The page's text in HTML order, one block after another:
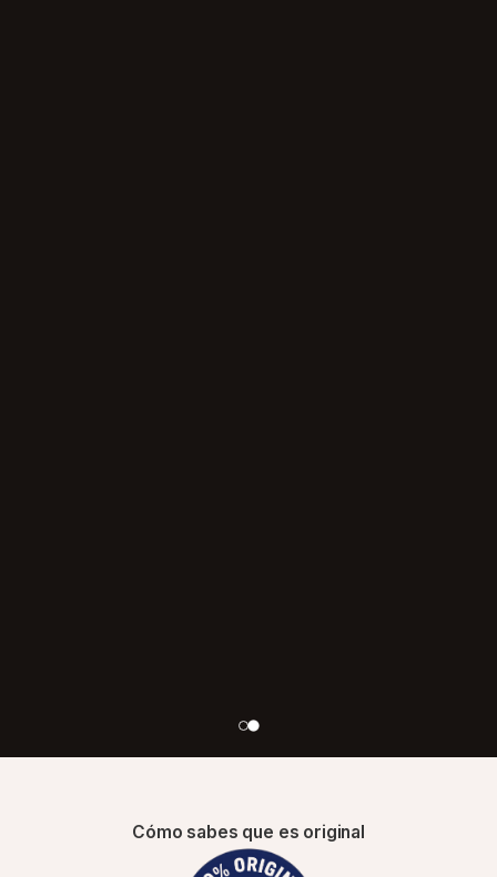
Cómo sabes que es original